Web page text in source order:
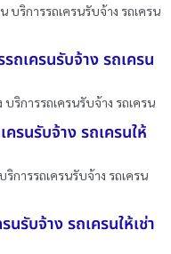
บริการรถเครนรับจ้าง รถเครน
ถเครนรับจ้าง รถเครน
บริการรถเครนรับจ้าง รถเครน
รนรับจ้าง รถเครนให้
การรถเครนรับจ้าง รถเครน
รับจ้าง รถเครนให้เช่า